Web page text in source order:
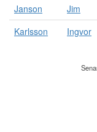
Janson
Jim
Karlsson
Ingvor